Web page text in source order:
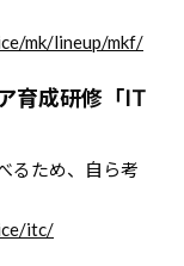
mk/lineup/mkf/
育成研修「IT
るため、自ら考
itc/